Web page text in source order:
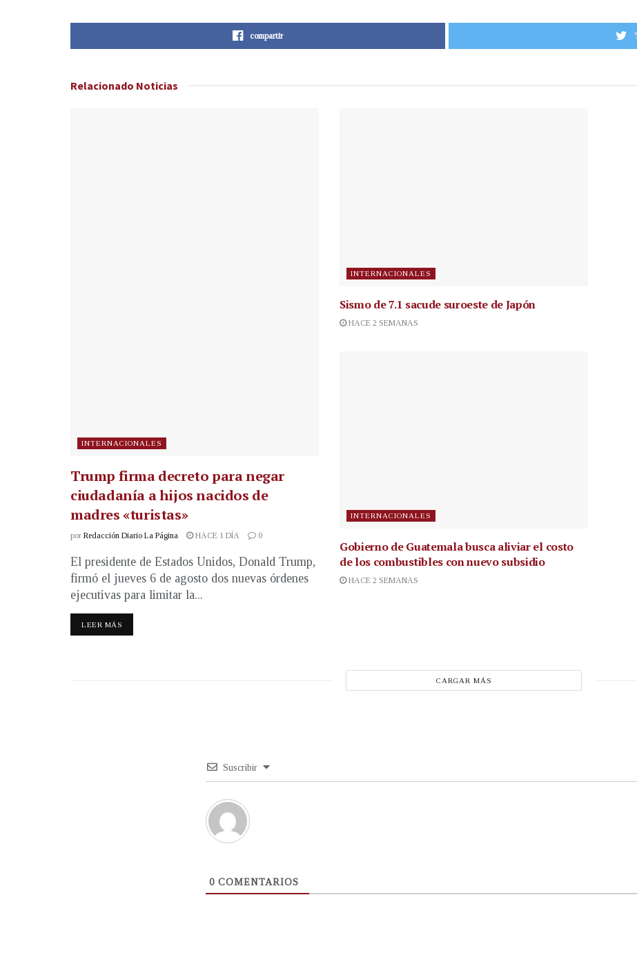
compartir
Relacionado Noticias
INTERNACIONALES
Trump firma decreto para negar
ciudadanía a hijos nacidos de
madres «turistas»
por Redacción Diario La Página HACE 1 DÍA 0
El presidente de Estados Unidos, Donald Trump,
firmó el jueves 6 de agosto dos nuevas órdenes
ejecutivas para limitar la...
LEER MÁS
INTERNACIONALES
Sismo de 7.1 sacude suroeste de Japón
HACE 2 SEMANAS
INTERNACIONALES
Gobierno de Guatemala busca aliviar el costo
de los combustibles con nuevo subsidio
HACE 2 SEMANAS
CARGAR MÁS
Suscribir
0 COMENTARIOS